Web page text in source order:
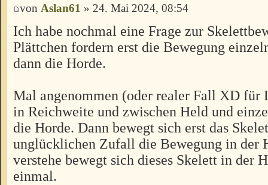
von Aslan61 » 24. Mai 2024, 08:54
Ich habe nochmal eine Frage zur
Plättchen fordern erst die Bewegung
dann die Horde.
Mal angenommen (oder realer Fall XD für
in Reichweite und zwischen Held und
die Horde. Dann bewegt sich erst das
unglücklichen Zufall die Bewegung in der
verstehe bewegt sich dieses Skelett in der
einmal.